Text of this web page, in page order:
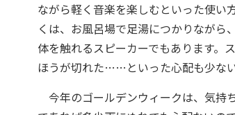
ながら軽く音楽を楽しむといった使い
くは、お風呂場で足湯につかりなが
体を触れるスピーカーでもあります。
ほうが切れた……といった心配も少ない
今年のゴールデンウィークは、気持